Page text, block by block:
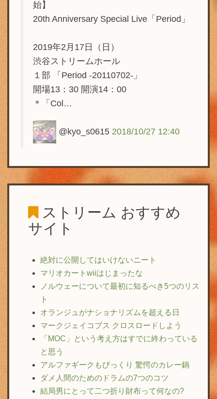
始】
20th Anniversary Special Live「Period」
2019年2月17日（日）
渋谷ストリームホール
１部 「Period -20110702-」
開場13：30 開演14：00
＊「Col…
@kyo_s0615 2018/10/27 12:40
ストリーム おすすめ
サイト
絶対に公開してはいけないニート
マリオカートwiiはじまったな
ノルウェーについて最初に知るべき5つのリス
ト
オランジュがナショナリズムを超える日
マークジェイコブス クロスロードしよう
「MOC」という考え方はすでに終わっている
と思う
アルファギークもびっくり 驚愕のカレー鍋
ダメ人間のためのドラムの7つのコツ
結局男にとって二つ折り財布って何なの?